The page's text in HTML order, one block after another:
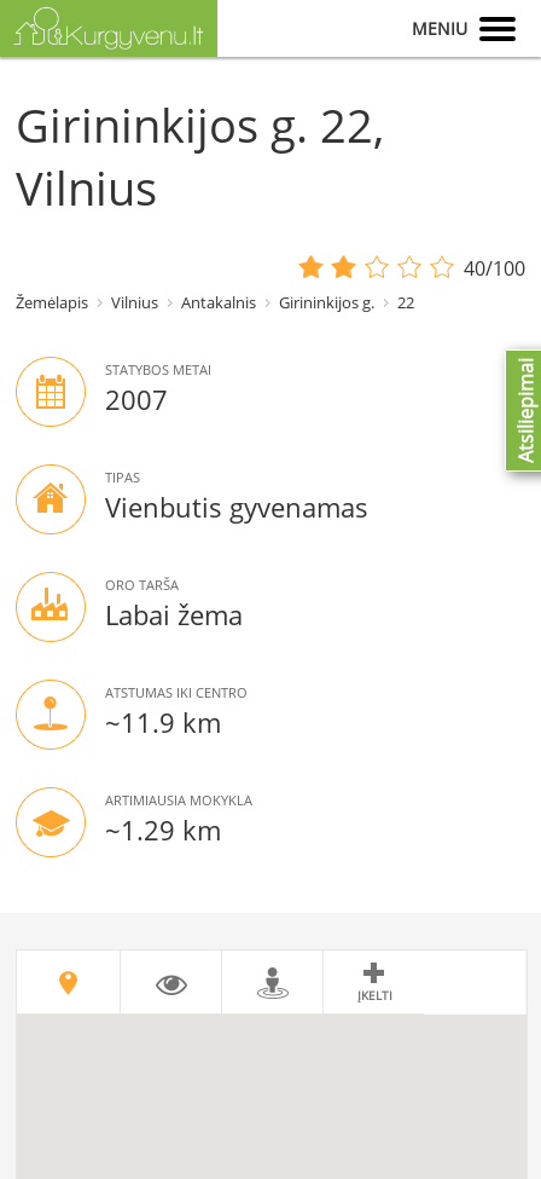
MENIU
Girininkijos g. 22,
Vilnius
40/100
Žemėlapis Vilnius Antakalnis Girininkijos g. 22
STATYBOS METAI
2007
TIPAS
Vienbutis gyvenamas
ORO TARŠA
Labai žema
ATSTUMAS IKI CENTRO
~11.9 km
ARTIMIAUSIA MOKYKLA
~1.29 km
ĮKELTI
Atsiliepimai